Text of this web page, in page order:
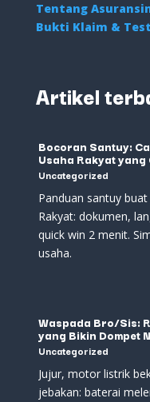
Tentang
Bukti Klaim &
Artikel
Bocoran Santuy:
Usaha Rakyat yang
Uncategorized
Panduan santuy
Rakyat: dokumen,
quick win 2 menit.
usaha.
Waspada Bro/Sis:
yang Bikin Dompet
Uncategorized
Jujur, motor listrik
jebakan: baterai